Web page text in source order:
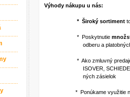
Výhody nákupu u nás:
* Široký sortiment
* Poskytnutie
odberu a platobných
* Ako zmluvný predajca
ISOVER, SCHIEDEL a iné )
ných zásielok
* Ponúkame využitie